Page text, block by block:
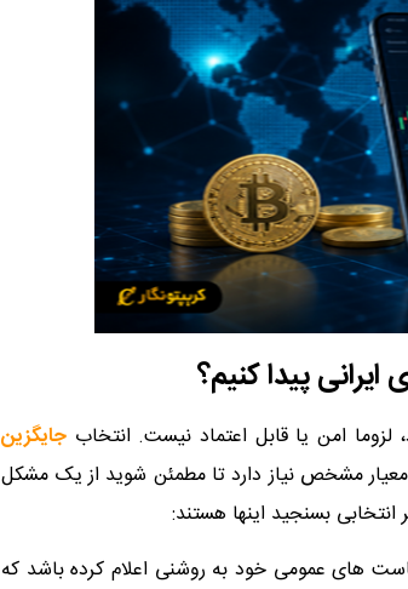
پیدا کنیم؟
لزوما امن یا قابل اعتماد نیست. انتخاب جایگزین
مشخص نیاز دارد تا مطمئن شوید از یک مشکل
بسنجید اینها هستند:
های عمومی خود به روشنی اعلام کرده باشد که